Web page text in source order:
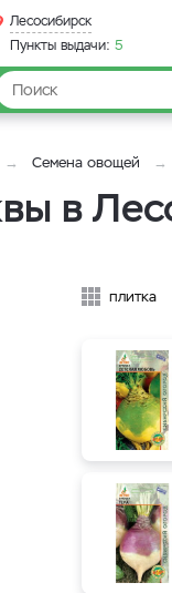
Лесосибирск
Пункты выдачи: 5
Семена овощей
в
плитка